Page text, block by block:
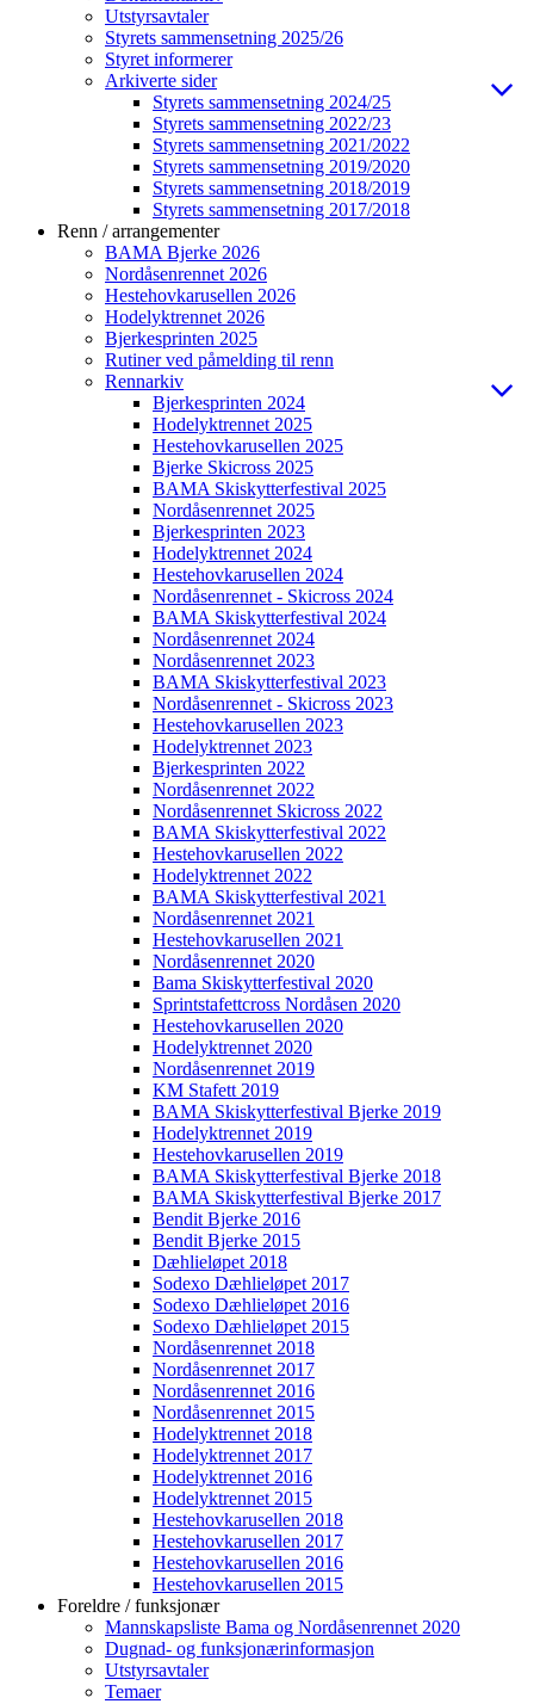
Utstyrsavtaler
Styrets sammensetning 2025/26
Styret informerer
Arkiverte sider
Styrets sammensetning 2024/25
Styrets sammensetning 2022/23
Styrets sammensetning 2021/2022
Styrets sammensetning 2019/2020
Styrets sammensetning 2018/2019
Styrets sammensetning 2017/2018
Renn / arrangementer
BAMA Bjerke 2026
Nordåsenrennet 2026
Hestehovkarusellen 2026
Hodelyktrennet 2026
Bjerkesprinten 2025
Rutiner ved påmelding til renn
Rennarkiv
Bjerkesprinten 2024
Hodelyktrennet 2025
Hestehovkarusellen 2025
Bjerke Skicross 2025
BAMA Skiskytterfestival 2025
Nordåsenrennet 2025
Bjerkesprinten 2023
Hodelyktrennet 2024
Hestehovkarusellen 2024
Nordåsenrennet - Skicross 2024
BAMA Skiskytterfestival 2024
Nordåsenrennet 2024
Nordåsenrennet 2023
BAMA Skiskytterfestival 2023
Nordåsenrennet - Skicross 2023
Hestehovkarusellen 2023
Hodelyktrennet 2023
Bjerkesprinten 2022
Nordåsenrennet 2022
Nordåsenrennet Skicross 2022
BAMA Skiskytterfestival 2022
Hestehovkarusellen 2022
Hodelyktrennet 2022
BAMA Skiskytterfestival 2021
Nordåsenrennet 2021
Hestehovkarusellen 2021
Nordåsenrennet 2020
Bama Skiskytterfestival 2020
Sprintstafettcross Nordåsen 2020
Hestehovkarusellen 2020
Hodelyktrennet 2020
Nordåsenrennet 2019
KM Stafett 2019
BAMA Skiskytterfestival Bjerke 2019
Hodelyktrennet 2019
Hestehovkarusellen 2019
BAMA Skiskytterfestival Bjerke 2018
BAMA Skiskytterfestival Bjerke 2017
Bendit Bjerke 2016
Bendit Bjerke 2015
Dæhlieløpet 2018
Sodexo Dæhlieløpet 2017
Sodexo Dæhlieløpet 2016
Sodexo Dæhlieløpet 2015
Nordåsenrennet 2018
Nordåsenrennet 2017
Nordåsenrennet 2016
Nordåsenrennet 2015
Hodelyktrennet 2018
Hodelyktrennet 2017
Hodelyktrennet 2016
Hodelyktrennet 2015
Hestehovkarusellen 2018
Hestehovkarusellen 2017
Hestehovkarusellen 2016
Hestehovkarusellen 2015
Foreldre / funksjonær
Mannskapsliste Bama og Nordåsenrennet 2020
Dugnad- og funksjonærinformasjon
Utstyrsavtaler
Temaer